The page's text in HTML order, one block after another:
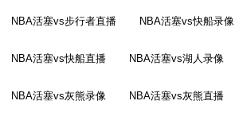
NBA活塞vs步行者直播 NBA活塞vs快船录像
NBA活塞vs快船直播 NBA活塞vs湖人录像
NBA活塞vs灰熊录像 NBA活塞vs灰熊直播